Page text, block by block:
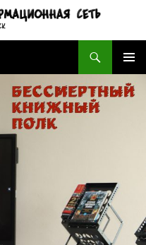
БИБЛИОТЕЧНАЯ ИНФОРМАЦИОННАЯ СЕТЬ городского округа Новокуйбышевск
МЕНЮ